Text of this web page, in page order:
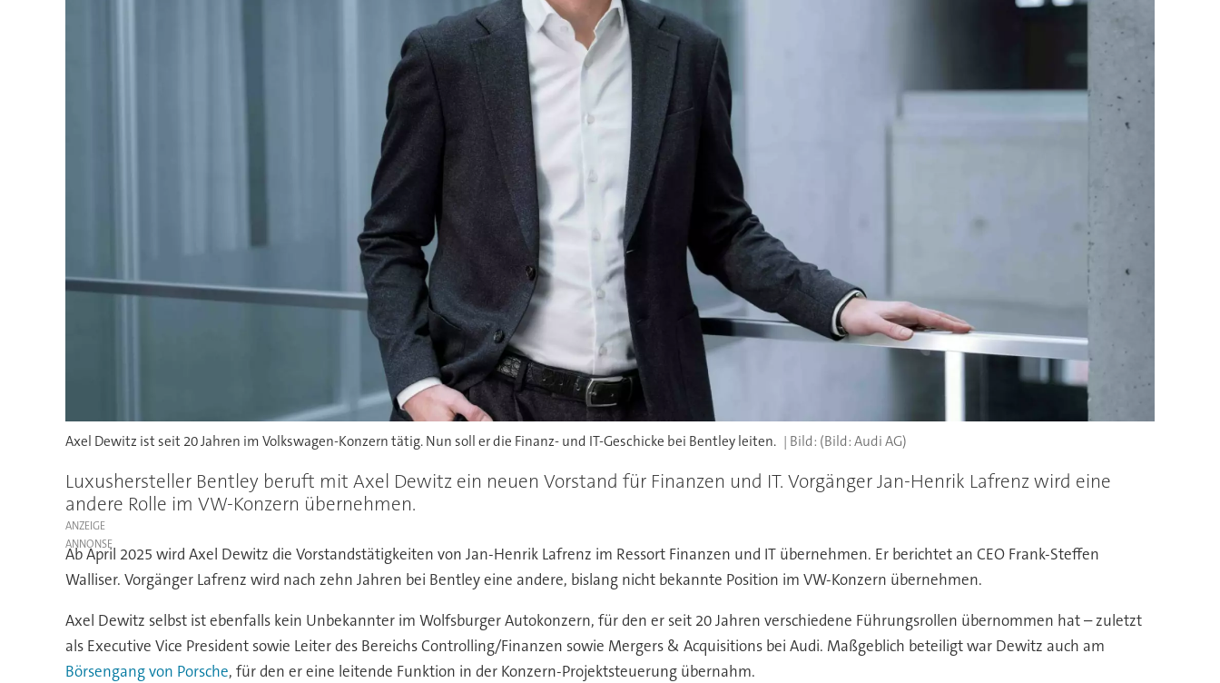
Axel Dewitz ist seit 20 Jahren im Volkswagen-Konzern tätig. Nun soll er die Finanz- und IT-Geschicke bei Bentley leiten. (Bild: Audi AG)
Luxushersteller Bentley beruft mit Axel Dewitz ein neuen Vorstand für Finanzen und IT. Vorgänger Jan-Henrik Lafrenz wird eine
andere Rolle im VW-Konzern übernehmen.
ANZEIGE
Ab April 2025 wird Axel Dewitz die Vorstandstätigkeiten von Jan-Henrik Lafrenz im Ressort Finanzen und IT übernehmen. Er berichtet an CEO Frank-Steffen
Walliser. Vorgänger Lafrenz wird nach zehn Jahren bei Bentley eine andere, bislang nicht bekannte Position im VW-Konzern übernehmen.
Axel Dewitz selbst ist ebenfalls kein Unbekannter im Wolfsburger Autokonzern, für den er seit 20 Jahren verschiedene Führungsrollen übernommen hat – zuletzt
als Executive Vice President sowie Leiter des Bereichs Controlling/Finanzen sowie Mergers & Acquisitions bei Audi. Maßgeblich beteiligt war Dewitz auch am
Börsengang von Porsche, für den er eine leitende Funktion in der Konzern-Projektsteuerung übernahm.